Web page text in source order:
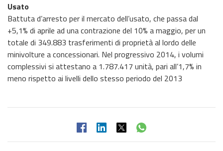
Usato
Battuta d’arresto per il mercato dell’usato, che passa dal
+5,1% di aprile ad una contrazione del 10% a maggio, per un
totale di 349.883 trasferimenti di proprietà al lordo delle
minivolture a concessionari. Nel progressivo 2014, i volumi
complessivi si attestano a 1.787.417 unità, pari all’1,7% in
meno rispetto ai livelli dello stesso periodo del 2013